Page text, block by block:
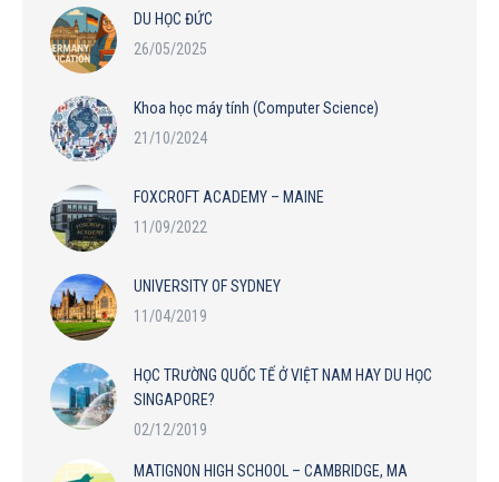
DU HỌC ĐỨC
26/05/2025
Khoa học máy tính (Computer Science)
21/10/2024
FOXCROFT ACADEMY – MAINE
11/09/2022
UNIVERSITY OF SYDNEY
11/04/2019
HỌC TRƯỜNG QUỐC TẾ Ở VIỆT NAM HAY DU HỌC
SINGAPORE?
02/12/2019
MATIGNON HIGH SCHOOL – CAMBRIDGE, MA